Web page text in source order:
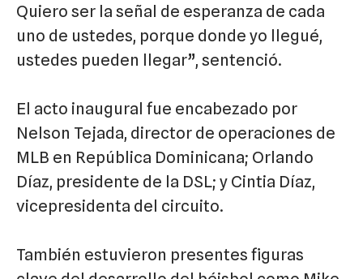
Quiero ser la señal de esperanza de cada
uno de ustedes, porque donde yo llegué,
ustedes pueden llegar”, sentenció.
El acto inaugural fue encabezado por
Nelson Tejada, director de operaciones de
MLB en República Dominicana; Orlando
Díaz, presidente de la DSL; y Cintia Díaz,
vicepresidenta del circuito.
También estuvieron presentes figuras